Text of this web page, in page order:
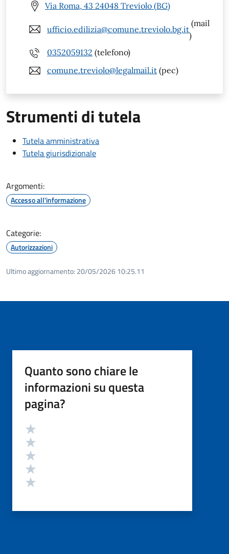
Via Roma, 43 24048 Treviolo (BG)
ufficio.edilizia@comune.treviolo.bg.it
(mail
)
0352059132 (telefono)
comune.treviolo@legalmail.it (pec)
Strumenti di tutela
Tutela amministrativa
Tutela giurisdizionale
Argomenti:
Accesso all'informazione
Categorie:
Autorizzazioni
Ultimo aggiornamento: 20/05/2026 10:25.11
Quanto sono chiare le
informazioni su questa
pagina?
Valutazione